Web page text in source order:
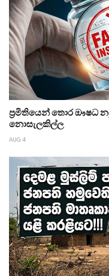
ප්‍රමිතියෙන් තොර ඖෂධ
නොසැලකිල්ල
AUG 4